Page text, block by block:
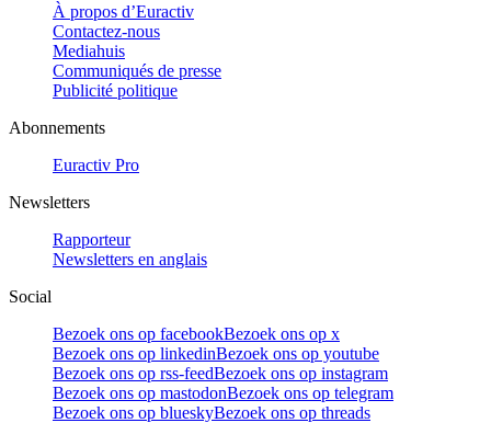
À propos d’Euractiv
Contactez-nous
Mediahuis
Communiqués de presse
Publicité politique
Abonnements
Euractiv Pro
Newsletters
Rapporteur
Newsletters en anglais
Social
Bezoek ons op facebookBezoek ons op x
Bezoek ons op linkedinBezoek ons op youtube
Bezoek ons op rss-feedBezoek ons op instagram
Bezoek ons op mastodonBezoek ons op telegram
Bezoek ons op blueskyBezoek ons op threads